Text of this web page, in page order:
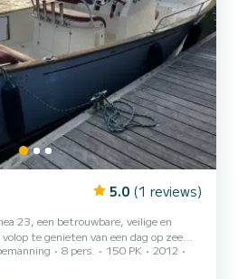
5.0 (1 reviews)
23, een betrouwbare, veilige en
te genieten van een dag op zee
eigenaar sinds 2017,
boot aan, uitgerust voor
8 pers. 150 PK
2012